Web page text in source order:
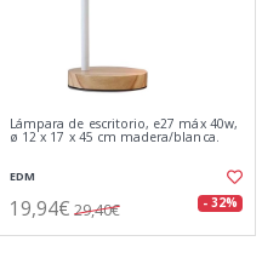
Lámpara de escritorio, e27 máx 40w,
ø 12 x 17 x 45 cm madera/blanca.
EDM
19,94€ 29,40€ - 32%